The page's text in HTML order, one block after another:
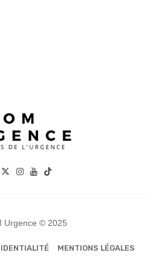
Urgence © 2025
MENTIONS LÉGALES